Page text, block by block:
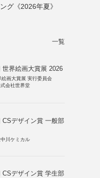
グ《2026年夏》
一覧
世界絵画大賞展 2026
絵画大賞展 実行委員会
会社世界堂
CSデザイン賞 一般部
川ケミカル
CSデザイン賞 学生部